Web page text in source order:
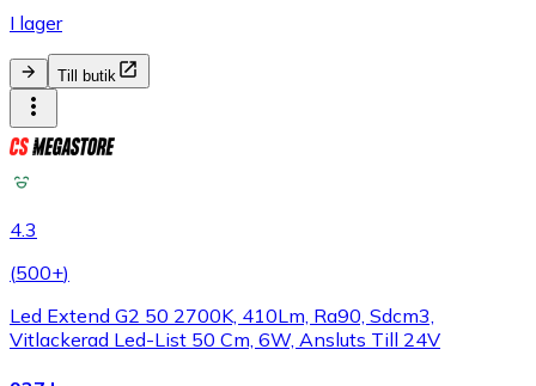
I lager
Till butik
4.3
(500+)
Led Extend G2 50 2700K, 410Lm, Ra90, Sdcm3,
Vitlackerad Led-List 50 Cm, 6W, Ansluts Till 24V